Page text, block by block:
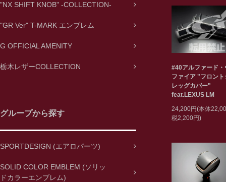
"NX SHIFT KNOB" -COLLECTION-
"GR Ver" T-MARK エンブレム
G OFFICIAL AMENITY
栃木レザーCOLLECTION
グループから探す
SPORTDESIGN (エアロパーツ)
SOLID COLOR EMBLEM (ソリッ
ドカラーエンブレム)
#40アルファード・
ファイア "フロント
レッグカバー"
feat.LEXUS LM
24,200円(本体
税2,200円)